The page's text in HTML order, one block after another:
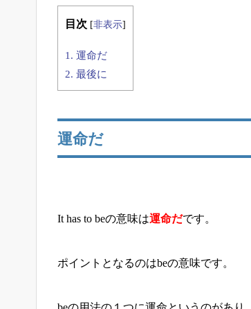
目次 [非表示]
1. 運命だ
2. 最後に
運命だ
It has to beの意味は運命だです。
ポイントとなるのはbeの意味です。